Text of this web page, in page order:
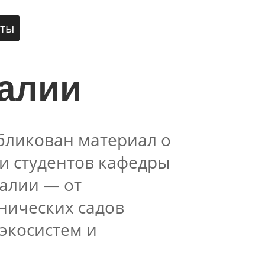
материал о
студентов кафедры
— от
садов
и